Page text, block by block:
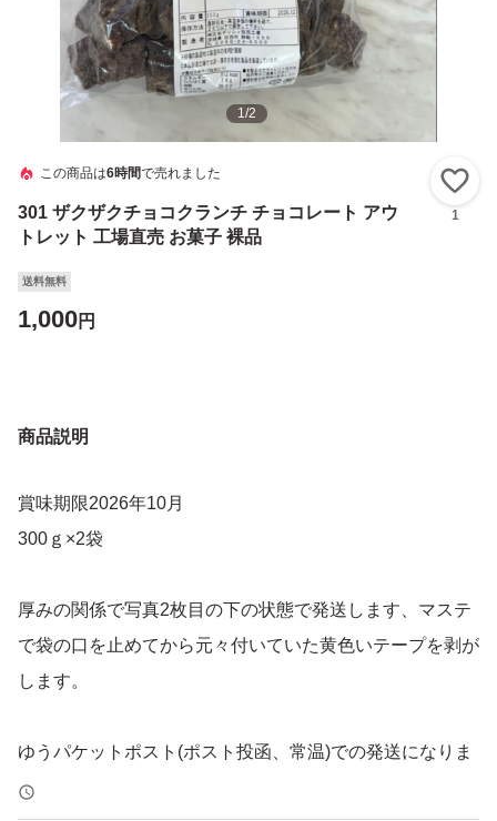
1/2
この商品は6時間で売れました
301 ザクザクチョコクランチ チョコレート アウ
トレット 工場直売 お菓子 裸品
1
送料無料
1,000円
商品説明
賞味期限2026年10月
300ｇ×2袋
厚みの関係で写真2枚目の下の状態で発送します、マステ
で袋の口を止めてから元々付いていた黄色いテープを剥が
します。
ゆうパケットポスト(ポスト投函、常温)での発送になりま
す。